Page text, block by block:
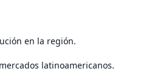
en la región.
latinoamericanos.